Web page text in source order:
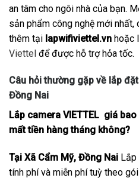
an tâm cho ngôi nhà của bạn.
sản phẩm công nghệ mới nhất,
thêm tại lapwifiviettel.vn hoặc
Viettel để được hỗ trợ hỏa tốc.
Câu hỏi thường gặp về lắp
Đồng Nai
Lắp camera VIETTEL giá
mất tiền hàng tháng không?
Tại Xã Cẩm Mỹ, Đồng Nai
tính phí và miễn phí tuỳ theo